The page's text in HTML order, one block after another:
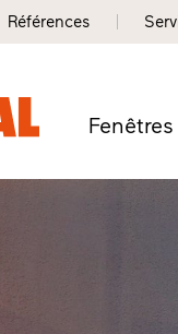
Références
Fenêtres